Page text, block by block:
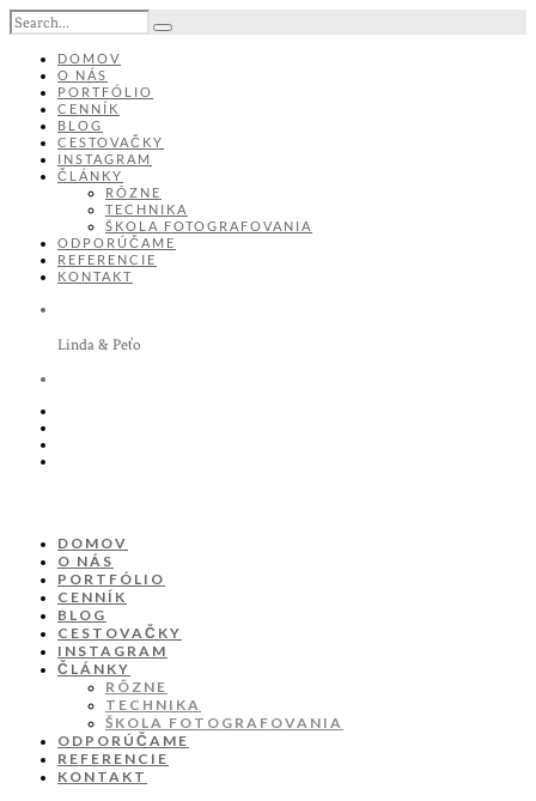
DOMOV
O NÁS
PORTFÓLIO
CENNÍK
BLOG
CESTOVAČKY
INSTAGRAM
ČLÁNKY
RÔZNE
TECHNIKA
ŠKOLA FOTOGRAFOVANIA
ODPORÚČAME
REFERENCIE
KONTAKT
Linda & Peťo
DOMOV
O NÁS
PORTFÓLIO
CENNÍK
BLOG
CESTOVAČKY
INSTAGRAM
ČLÁNKY
RÔZNE
TECHNIKA
ŠKOLA FOTOGRAFOVANIA
ODPORÚČAME
REFERENCIE
KONTAKT